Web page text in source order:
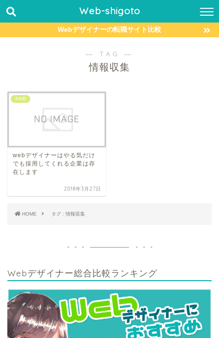
Web-shigoto
Webデザイナーの転職サイト比較
― TAG ―
情報収集
未経験
webデザイナーはやる気だけ
でも採用してくれる企業は存
在します
2018年3月27日
HOME タグ : 情報収集
Webデザイナー総合比較ランキング